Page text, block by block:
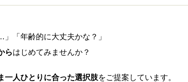
「年齢的に大丈夫かな？」
らはじめてみませんか？
一人ひとりに合った選択肢をご提案しています。